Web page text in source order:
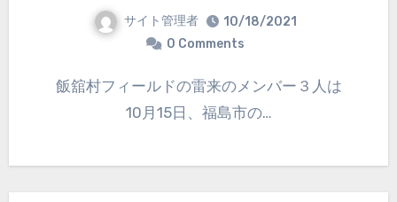
サイト管理者
10/18/2021
0 Comments
飯舘村フィールドの雷来のメンバー３人は
10月15日、福島市の…